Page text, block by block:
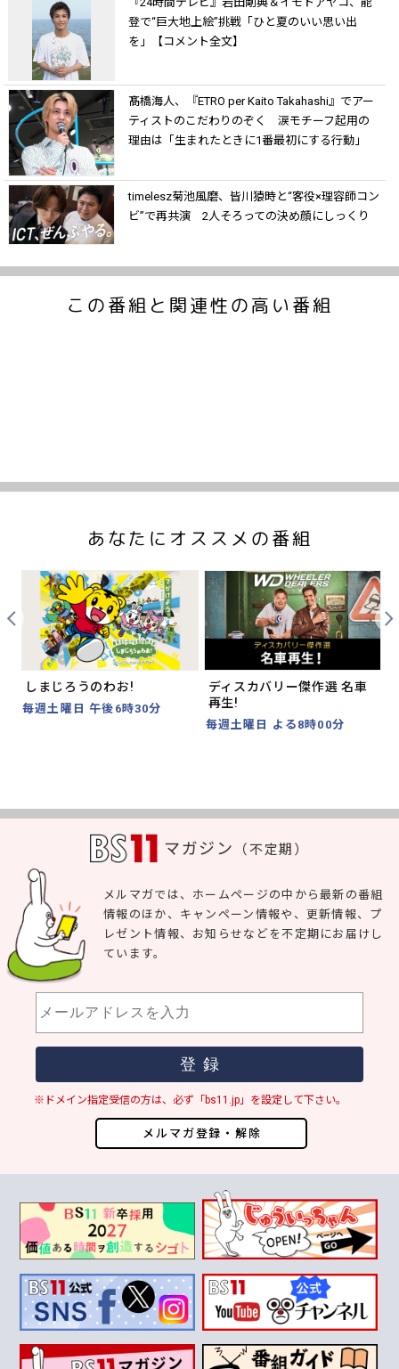
登で“巨大地上絵”挑戦「ひと夏のいい思い出
を」【コメント全文】
髙橋海人、『ETRO per Kaito Takahashi』でアー
ティストのこだわりのぞく 涙モチーフ起用の
理由は「生まれたときに1番最初にする行動」
timelesz菊池風磨、皆川猿時と“客役×理容師コン
ビ”で再共演 2人そろっての決め顔にしっくり
この番組と関連性の高い番組
あなたにオススメの番組
しまじろうのわお!
毎週土曜日 午後6時30分
ディスカバリー傑作選 名車
再生!
毎週土曜日 よる8時00分
Prev
マガジン （不定期）
メルマガ登録・解除
メルマガでは、ホームページの中から最新の番組
情報のほか、キャンペーン情報や、更新情報、プ
レゼント情報、お知らせなどを不定期にお届けし
ています。
※ドメイン指定受信の方は、必ず「bs11.jp」を設定して下さい。